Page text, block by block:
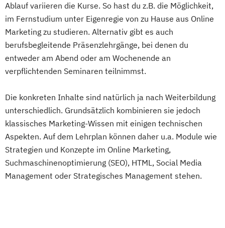
Ablauf variieren die Kurse. So hast du z.B. die Möglichkeit,
im Fernstudium unter Eigenregie von zu Hause aus Online
Marketing zu studieren. Alternativ gibt es auch
berufsbegleitende Präsenzlehrgänge, bei denen du
entweder am Abend oder am Wochenende an
verpflichtenden Seminaren teilnimmst.
Die konkreten Inhalte sind natürlich ja nach Weiterbildung
unterschiedlich. Grundsätzlich kombinieren sie jedoch
klassisches Marketing-Wissen mit einigen technischen
Aspekten. Auf dem Lehrplan können daher u.a. Module wie
Strategien und Konzepte im Online Marketing,
Suchmaschinenoptimierung (SEO), HTML, Social Media
Management oder Strategisches Management stehen.